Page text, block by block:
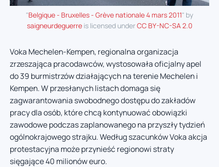
"Belgique - Bruxelles - Grève nationale 4 mars 2011" by
saigneurdeguerreis licensed underCC BY-NC-SA 2.0
Voka Mechelen-Kempen, regionalna organizacja
zrzeszająca pracodawców, wystosowała oficjalny apel
do 39 burmistrzów działających na terenie Mechelen i
Kempen. W przesłanych listach domaga się
zagwarantowania swobodnego dostępu do zakładów
pracy dla osób, które chcą kontynuować obowiązki
zawodowe podczas zaplanowanego na przyszły tydzień
ogólnokrajowego strajku. Według szacunków Voka akcja
protestacyjna może przynieść regionowi straty
sięgające 40 milionów euro.